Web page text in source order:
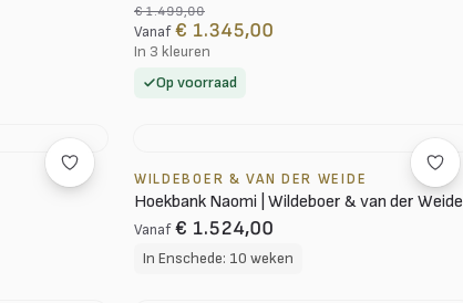
€ 1.499,00
Vanaf € 1.345,00
In 3 kleuren
Op voorraad
WILDEBOER & VAN DER WEIDE
Hoekbank Naomi | Wildeboer & van der Weide
Vanaf € 1.524,00
In Enschede: 10 weken